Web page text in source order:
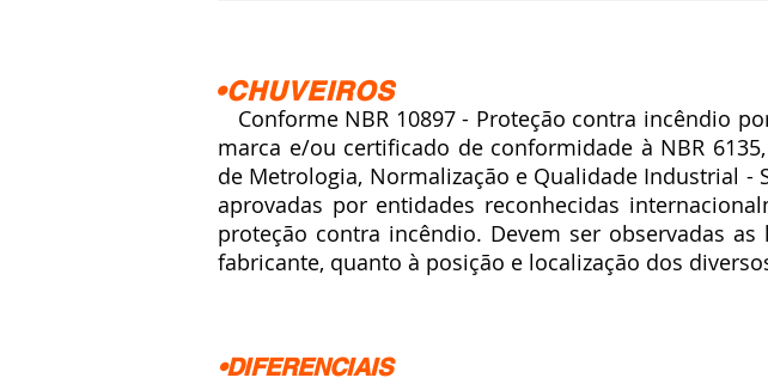
•CHUVEIROS
Conforme NBR 10897 - Proteção contra incêndio
marca e/ou certificado de conformidade à NBR
de Metrologia, Normalização e Qualidade Industrial -
aprovadas por entidades reconhecidas
proteção contra incêndio. Devem ser observadas
fabricante, quanto à posição e localização dos
•DIFERENCIAIS